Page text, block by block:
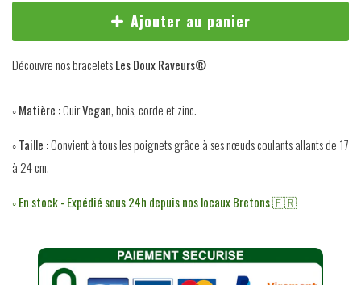
Ajouter au panier
Découvrenos braceletsLes Doux Raveurs®️
◦ Matière :CuirVegan, bois, corde et zinc.
◦ Taille :Convient à tous les poignets grâce à ses nœuds coulants allantsde 17
à 24 cm.
◦ En stock - Expédié sous 24h depuis nos locaux Bretons 🇫🇷